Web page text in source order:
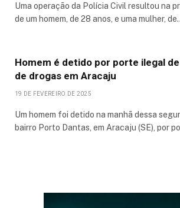
Uma operação da Polícia Civil resultou na
de um homem, de 28 anos, e uma mulher,
Homem é detido por porte ilegal
de drogas em Aracaju
19 DE FEVEREIRO DE 2025
Um homem foi detido na manhã dessa
bairro Porto Dantas, em Aracaju (SE), por